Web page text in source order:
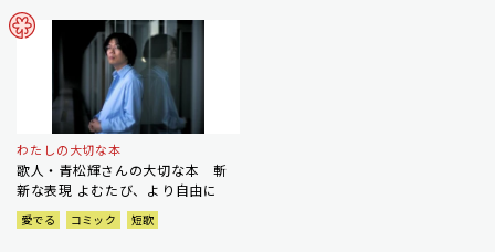
わたしの大切な本
歌人・青松輝さんの大切な本 斬
新な表現 よむたび、より自由に
愛でる コミック 短歌